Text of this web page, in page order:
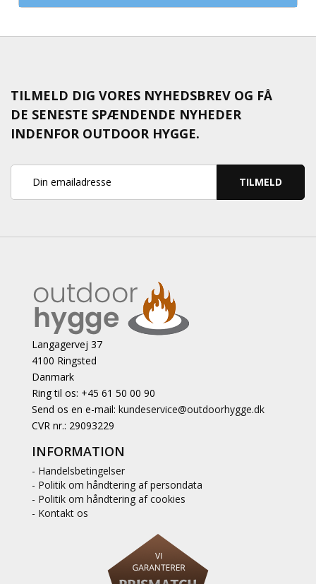
TILMELD DIG VORES NYHEDSBREV OG FÅ
DE SENESTE SPÆNDENDE NYHEDER
INDENFOR OUTDOOR HYGGE.
TILMELD
Langagervej 37
4100 Ringsted
Danmark
Ring til os: +45 61 50 00 90
Send os en e-mail: kundeservice@outdoorhygge.dk
CVR nr.: 29093229
INFORMATION
- Handelsbetingelser
- Politik om håndtering af persondata
- Politik om håndtering af cookies
- Kontakt os